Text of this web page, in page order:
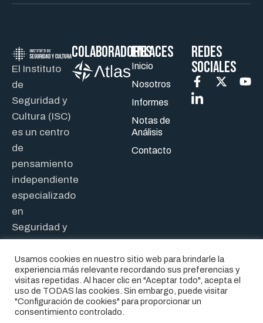
El Instituto
de
Seguridad y
Cultura (ISC)
es un centro
de
pensamiento
independiente
especializado
en
Seguridad y
ColaboradoresENLACES
Inicio
Nosotros
Informes
Notas de
Análisis
Contacto
REDES
SOCIALES
Usamos cookies en nuestro sitio web para brindarle la
experiencia más relevante recordando sus preferencias y
visitas repetidas. Al hacer clic en "Aceptar todo", acepta el
uso de TODAS las cookies. Sin embargo, puede visitar
"Configuración de cookies" para proporcionar un
consentimiento controlado.